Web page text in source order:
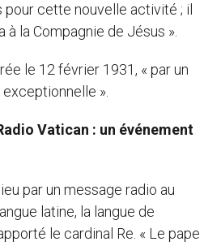
pour cette nouvelle activité ; il
la Compagnie de Jésus ».
le 12 février 1931, « par un
».
Vatican : un événement
par un message radio au
latine, la langue de
le cardinal Re. « Le pape